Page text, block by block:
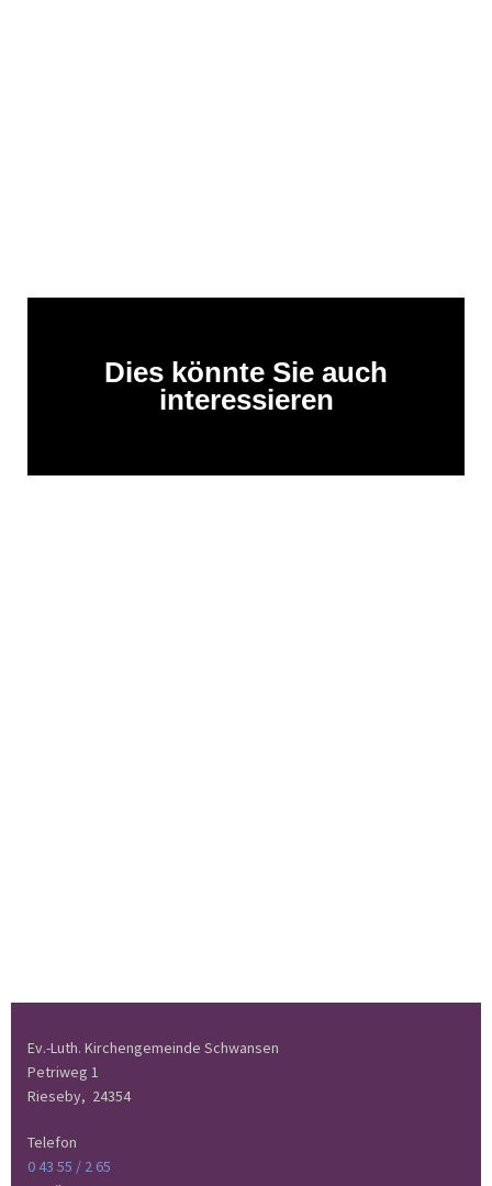
Dies könnte Sie auch
interessieren
Ev.-Luth. Kirchengemeinde Schwansen
Petriweg 1
Rieseby, 24354
Telefon
0 43 55 / 2 65